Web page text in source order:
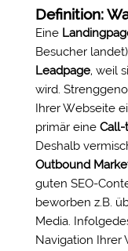
Definition:
Eine
Besucher
Leadpage, weil
wird.
Ihrer Webseite
primär eine
Deshalb
Outbound
guten SEO-
beworben z.B.
Media.
Navigation Ihrer